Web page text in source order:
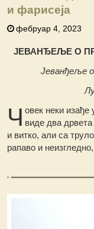
и фарисеја
фебруар 4, 2023
ЈЕВАНЂЕЉЕ O
Јеванђеље
Ч овек неки изађе
виде два дрвета
и витко, али са
рапаво и